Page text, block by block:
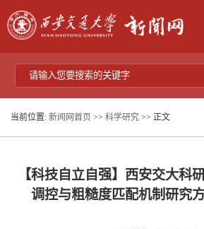
当前位置: 新闻网首页 >> 科学研究 >> 正文
【科技自立自强】西安交大科
调控与粗糙度匹配机制研究